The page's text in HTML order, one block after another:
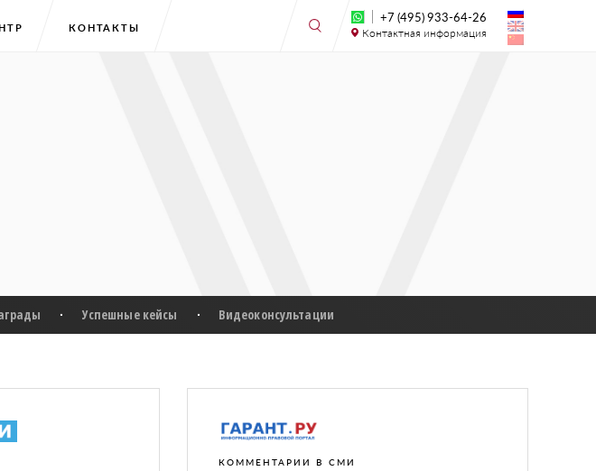
КОНТАКТЫ
+7 (495) 933-64-26
Контактная информация
Успешные кейсы Видеоконсультации
КОММЕНТАРИИ В СМИ